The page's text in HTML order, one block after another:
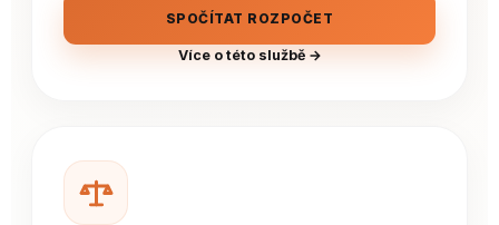
SPOČÍTAT ROZPOČET
Více o této službě →